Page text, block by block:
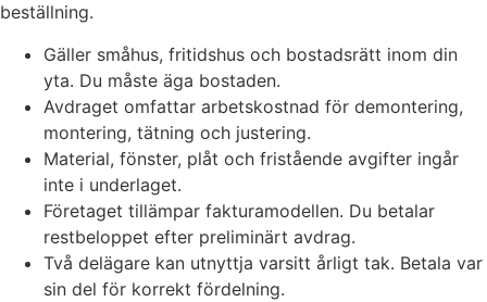
beställning.
Gäller småhus, fritidshus och bostadsrätt inom din
yta. Du måste äga bostaden.
Avdraget omfattar arbetskostnad för demontering,
montering, tätning och justering.
Material, fönster, plåt och fristående avgifter ingår
inte i underlaget.
Företaget tillämpar fakturamodellen. Du betalar
restbeloppet efter preliminärt avdrag.
Två delägare kan utnyttja varsitt årligt tak. Betala var
sin del för korrekt fördelning.